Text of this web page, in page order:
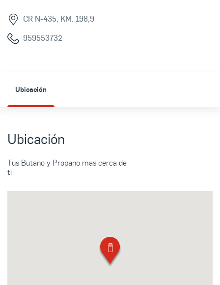
CR N-435, KM. 198,9
959553732
Ubicación
Ubicación
Tus Butano y Propano mas cerca de
ti